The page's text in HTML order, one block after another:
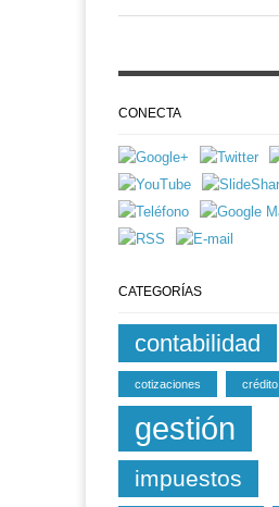
CONECTA
CATEGORÍAS
contabilidad
cotizaciones crédito
gestión
impuestos